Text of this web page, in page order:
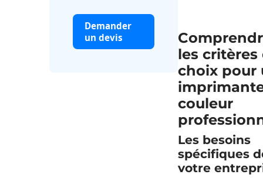
Demander
un devis
les critères
choix pour
couleur
Les besoins
spécifiques
votre